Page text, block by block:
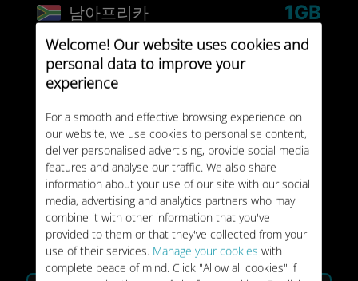
Welcome! Our website uses cookies and
personal data to improve your
experience
For a smooth and effective browsing experience on
our website, we use cookies to personalise content,
deliver personalised advertising, provide social media
features and analyse our traffic. We also share
information about your use of our site with our social
media, advertising and analytics partners who may
combine it with other information that you've
provided to them or that they've collected from your
use of their services. Manage your cookies with
complete peace of mind. Click "Allow all cookies" if
남아프리카
유형: 일회용
1GB
유효성:30 일수
US$5
유형: 일회용
유효성:15 일수
US$9
남아프리카
유형: 일회용
10GB
유효성:7 일수
US$18
베스트셀러